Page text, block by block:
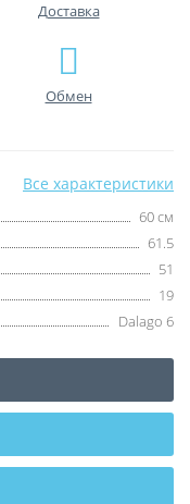
Доставка
Обмен
Все характеристики
60 см
61.5
51
19
Dalago 6